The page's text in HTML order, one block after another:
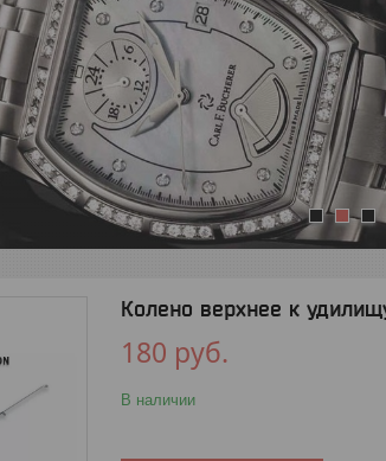
Колено верхнее к
180 руб.
В наличии